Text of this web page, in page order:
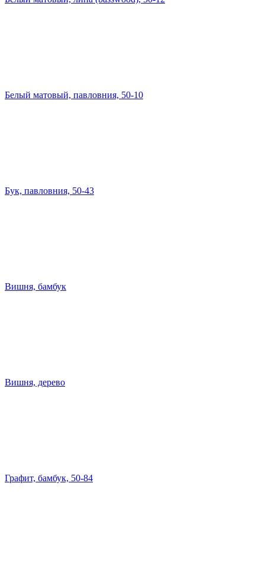
Белый матовый, павловния, 50-10
Бук, павловния, 50-43
Вишня, бамбук
Вишня, дерево
Графит, бамбук, 50-84